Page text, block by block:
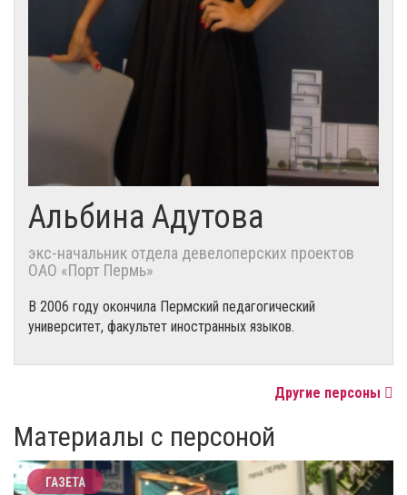
Альбина Адутова
экс-начальник отдела девелоперских проектов
ОАО «Порт Пермь»
В 2006 году окончила Пермский педагогический
университет, факультет иностранных языков.
Другие персоны
Материалы с персоной
ГАЗЕТА